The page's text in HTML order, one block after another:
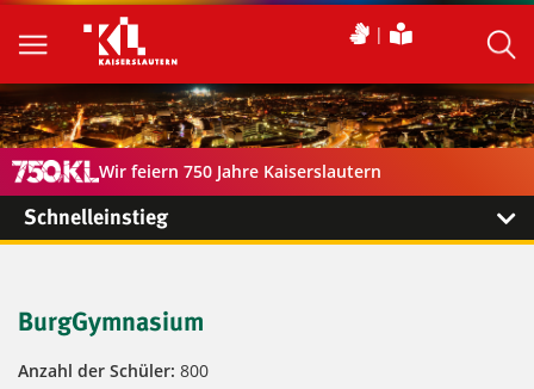
Wir feiern 750 Jahre Kaiserslautern
Schnelleinstieg
BurgGymnasium
Anzahl der Schüler: 800